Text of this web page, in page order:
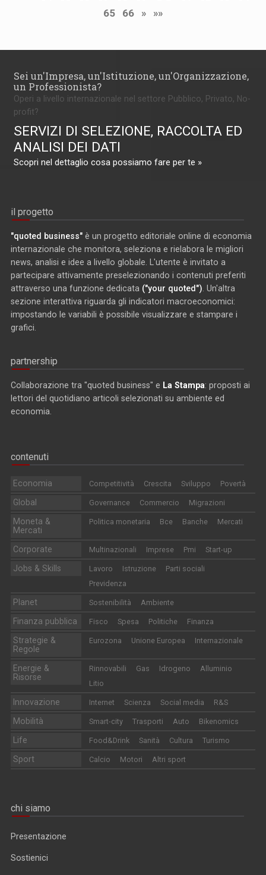
65
66 » »»
Sei un'Impresa, un'Istituzione, un'Organizzazione,
un Professionista?
Operi a livello internazionale nel settore Pubblico, Privato, No-
profit?
SERVIZI DI SELEZIONE, RACCOLTA ED
ANALISI DEI DATI
Scopri nel dettaglio cosa possiamo fare per te »
il progetto
"quoted business" è un progetto editoriale online di economia
internazionale che monitora, seleziona e rielabora le migliori
news, analisi e idee a livello globale. L'utente è invitato a
partecipare attivamente preselezionando i contenuti preferiti
attraverso una funzione dedicata ("your quoted") . Un'altra
sezione interattiva riguarda gli indicatori macroeconomici:
impostando le variabili è possibile visualizzare e stampare i
grafici.
partnership
Collaborazione tra "quoted business" e La Stampa: proposti ai
lettori del quotidiano articoli selezionati su ambiente ed
economia.
contenuti
Economia Competitività Crescita Sviluppo Povertà
Global Governance Commercio Migrazioni
Moneta &
Mercati
Politica monetaria Bce Banche Mercati
Corporate Multinazionali Imprese Pmi Start-up
Jobs & Skills Lavoro Istruzione
Parti sociali
Previdenza
Planet Sostenibilità Ambiente
Finanza pubblica Fisco Spesa Politiche Finanza
Strategie &
Regole
Eurozona Unione Europea Internazionale
Energie &
Risorse
Rinnovabili Gas Idrogeno
Alluminio
Litio
Innovazione Internet Scienza Social media R&S
Mobilità Smart-city Trasporti Auto Bikenomics
Life Food&Drink Sanità Cultura Turismo
Sport Calcio Motori Altri sport
chi siamo
Presentazione
Sostienici